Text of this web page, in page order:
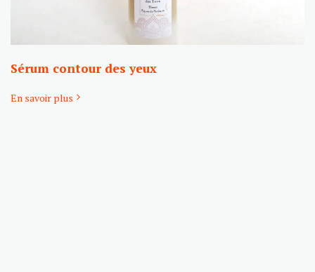
Sérum contour des yeux
En savoir plus